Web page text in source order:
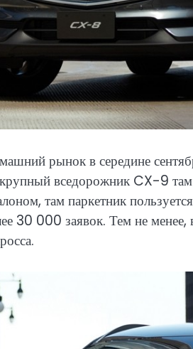
рынок в середине
крупный вседорожник CX-9
там паркетник
30 000 заявок. Тем не менее,